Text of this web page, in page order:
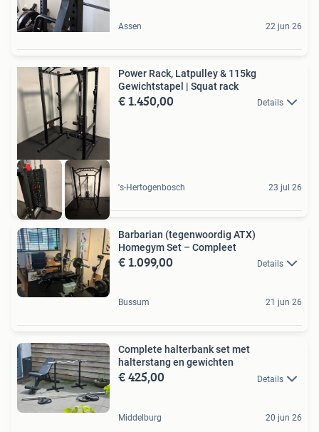
Assen 22 jun 26
Power Rack, Latpulley & 115kg
Gewichtstapel | Squat rack
€ 1.450,00 Details
's-Hertogenbosch 23 jul 26
Barbarian (tegenwoordig ATX)
Homegym Set – Compleet
€ 1.099,00 Details
Bussum 21 jun 26
Complete halterbank set met
halterstang en gewichten
€ 425,00 Details
Middelburg 20 jun 26